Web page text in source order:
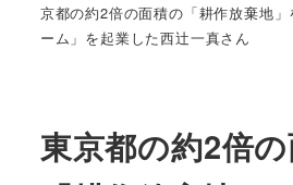
京都の約2倍の面積の「耕作放棄地
ーム」を起業した西辻一真さん
東京都の約2倍